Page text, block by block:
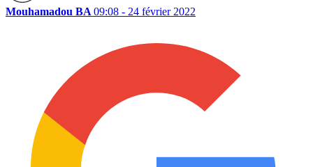
Mouhamadou BA 09:08 - 24 février 2022